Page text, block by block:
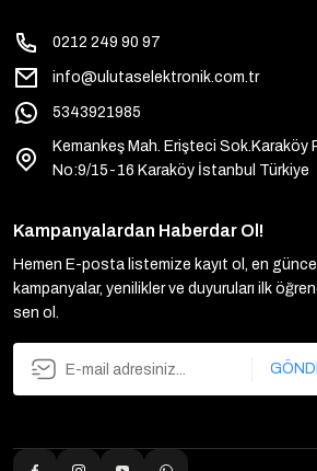
0212 249 90 97
info@ulutaselektronik.com.tr
5343921985
Kemankeş Mah. Erişteci Sok.Karaköy
No:9/15-16 Karaköy İstanbul Türkiye
Kampanyalardan Haberdar Ol!
Hemen E-posta listemize kayıt ol, en güncel
kampanyalar, yenilikler ve duyuruları ilk
sen ol.